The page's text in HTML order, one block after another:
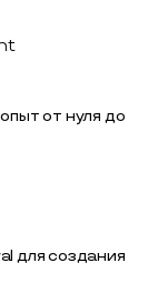
от нуля до
для создания